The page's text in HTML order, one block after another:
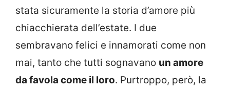
stata sicuramente la storia d’amore più
chiacchierata dell’estate. I due
sembravano felici e innamorati come non
mai, tanto che tutti sognavano un amore
da favola come il loro. Purtroppo, però, la